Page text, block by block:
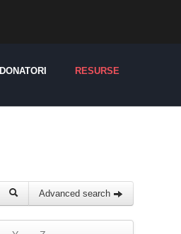
DONATORI RESURSE
Advanced search